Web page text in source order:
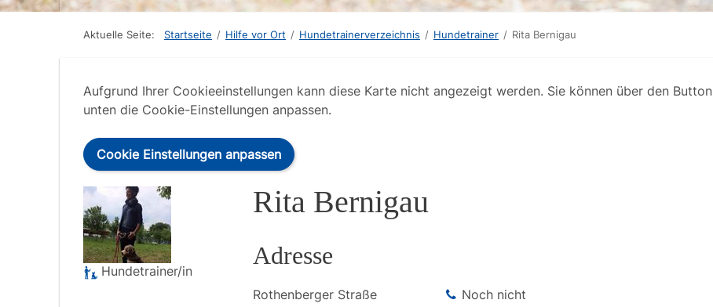
Aktuelle Seite: Startseite / Hilfe vor Ort / Hundetrainerverzeichnis / Hundetrainer / Rita Bernigau
Aufgrund Ihrer Cookieeinstellungen kann diese Karte nicht angezeigt werden. Sie können über den Button
unten die Cookie-Einstellungen anpassen.
Cookie Einstellungen anpassen
Hundetrainer/in
Rita Bernigau
Adresse
Rothenberger Straße
Noch nicht